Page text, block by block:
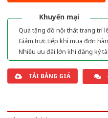
Khuyến mại
Quà tặng đồ nội thất trang trí
Giảm trực tiếp khi mua đơn
Nhiều ưu đãi lớn khi đăng ký
TẢI BẢNG GIÁ